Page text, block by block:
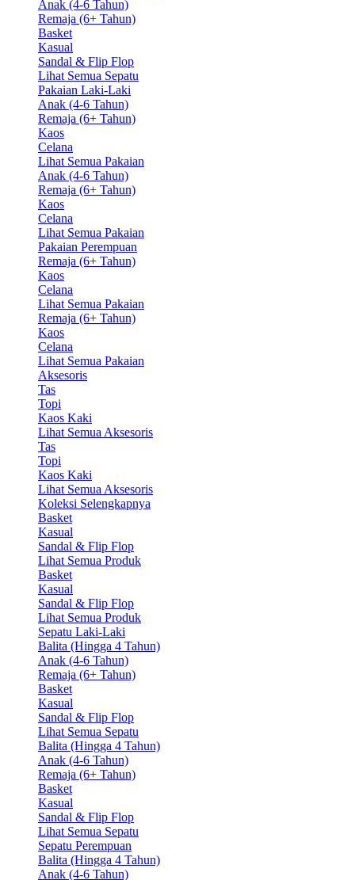
Anak (4-6 Tahun)
Remaja (6+ Tahun)
Basket
Kasual
Sandal & Flip Flop
Lihat Semua Sepatu
Pakaian Laki-Laki
Anak (4-6 Tahun)
Remaja (6+ Tahun)
Kaos
Celana
Lihat Semua Pakaian
Anak (4-6 Tahun)
Remaja (6+ Tahun)
Kaos
Celana
Lihat Semua Pakaian
Pakaian Perempuan
Remaja (6+ Tahun)
Kaos
Celana
Lihat Semua Pakaian
Remaja (6+ Tahun)
Kaos
Celana
Lihat Semua Pakaian
Aksesoris
Tas
Topi
Kaos Kaki
Lihat Semua Aksesoris
Tas
Topi
Kaos Kaki
Lihat Semua Aksesoris
Koleksi Selengkapnya
Basket
Kasual
Sandal & Flip Flop
Lihat Semua Produk
Basket
Kasual
Sandal & Flip Flop
Lihat Semua Produk
Sepatu Laki-Laki
Balita (Hingga 4 Tahun)
Anak (4-6 Tahun)
Remaja (6+ Tahun)
Basket
Kasual
Sandal & Flip Flop
Lihat Semua Sepatu
Balita (Hingga 4 Tahun)
Anak (4-6 Tahun)
Remaja (6+ Tahun)
Basket
Kasual
Sandal & Flip Flop
Lihat Semua Sepatu
Sepatu Perempuan
Balita (Hingga 4 Tahun)
Anak (4-6 Tahun)